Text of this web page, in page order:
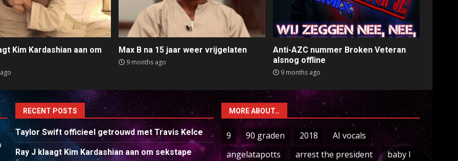
Kim Kardashian aan om
Max B na 15 jaar weer vrijgelaten
9 months ago
Anti-AZC nummer Broken Veteran
alsnog offline
9 months ago
RECENT POSTS
Taylor Swift officieel getrouwd met Travis Kelce
Ray J klaagt Kim Kardashian aan om sekstape
MORE ABOUT…
9 90 graden 2018
AI vocals
angelatapotts
arrest the president
baby I